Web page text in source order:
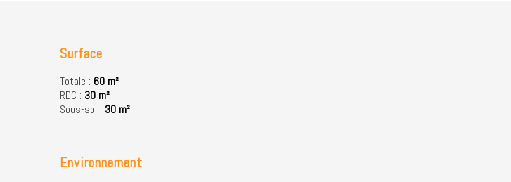
Surface
Totale : 60 m²
RDC : 30 m²
Sous-sol : 30 m²
Environnement